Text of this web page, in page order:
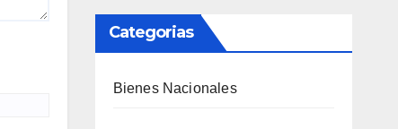
Categorias
Bienes Nacionales